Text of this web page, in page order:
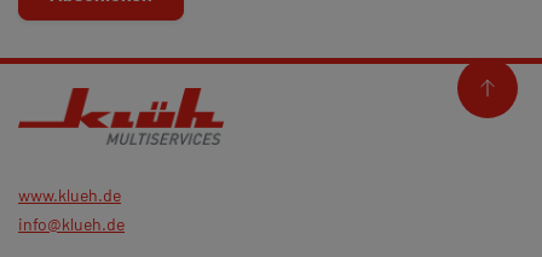
www.klueh.de
info@klueh.de